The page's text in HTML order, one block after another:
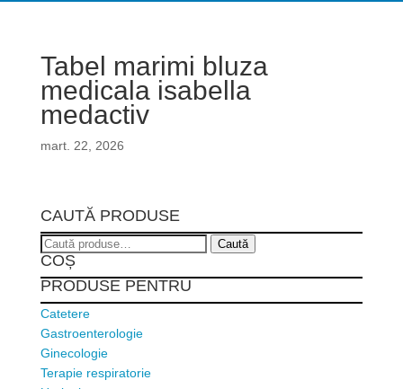
Tabel marimi bluza
medicala isabella
medactiv
mart. 22, 2026
CAUTĂ PRODUSE
Caută
după:
Caută
COȘ
PRODUSE PENTRU
Catetere
Gastroenterologie
Ginecologie
Terapie respiratorie